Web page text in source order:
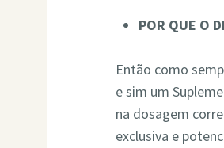
POR QUE O
Então como
e sim um
na dosagem
exclusiva e